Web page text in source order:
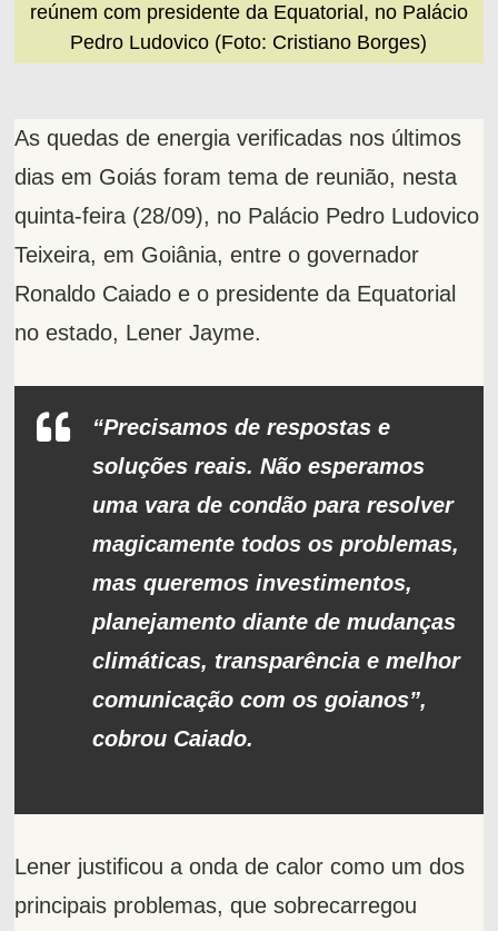
reúnem com presidente da Equatorial, no Palácio
Pedro Ludovico (Foto: Cristiano Borges)
As quedas de energia verificadas nos últimos
dias em Goiás foram tema de reunião, nesta
quinta-feira (28/09), no Palácio Pedro Ludovico
Teixeira, em Goiânia, entre o governador
Ronaldo Caiado e o presidente da Equatorial
no estado, Lener Jayme.
“Precisamos de respostas e
soluções reais. Não esperamos
uma vara de condão para resolver
magicamente todos os problemas,
mas queremos investimentos,
planejamento diante de mudanças
climáticas, transparência e melhor
comunicação com os goianos”,
cobrou Caiado.
Lener justificou a onda de calor como um dos
principais problemas, que sobrecarregou